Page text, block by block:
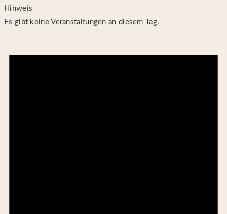
Hinweis
Es gibt keine Veranstaltungen an diesem Tag.